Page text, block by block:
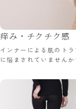
痒み・チクチク感
インナーによる肌のト
に悩まされていませんか